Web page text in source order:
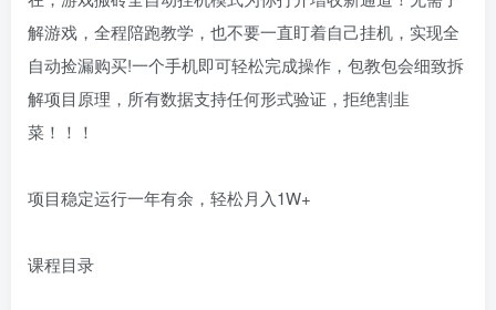
解游戏，全程陪跑教学，也不要一直盯着自己挂机，实现全
自动捡漏购买!一个手机即可轻松完成操作，包教包会细致拆
解项目原理，所有数据支持任何形式验证，拒绝割韭
菜！！！
项目稳定运行一年有余，轻松月入1W+
课程目录